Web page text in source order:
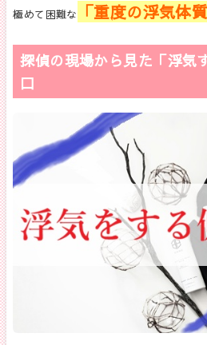
極めて困難な
「重度の浮気体質
探偵の現場から見た「浮気
口